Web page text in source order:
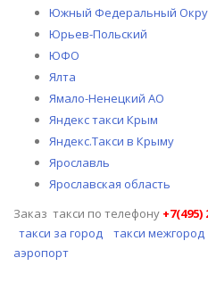
Южный Федеральный
Юрьев-Польский
ЮФО
Ялта
Ямало-Ненецкий АО
Яндекс такси Крым
Яндекс.Такси в Крыму
Ярославль
Ярославская область
Заказ такси по телефону +7(495)
такси за город
такси межгород
аэропорт